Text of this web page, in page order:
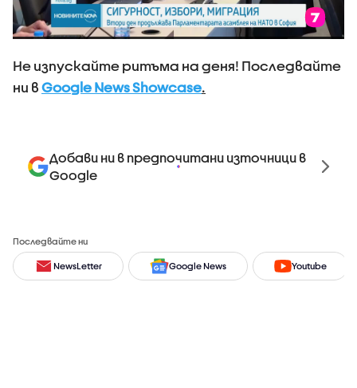
Не изпускайте ритъма на деня! Последвайте
ни в Google News Showcase.
Добави ни в предпочитани източници в
Google
Последвайте ни
NewsLetter Google News Youtube